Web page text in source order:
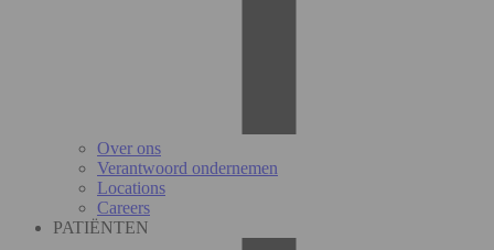
Over ons
Verantwoord ondernemen
Locations
Careers
PATIËNTEN